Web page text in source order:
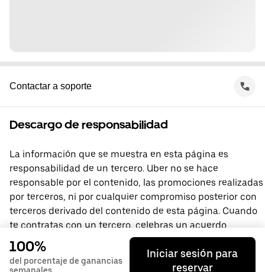
Contactar a soporte
Descargo de responsabilidad
La información que se muestra en esta página es
responsabilidad de un tercero. Uber no se hace
responsable por el contenido, las promociones realizadas
por terceros, ni por cualquier compromiso posterior con
terceros derivado del contenido de esta página. Cuando
te contratas con un tercero, celebras un acuerdo
directamente con él, del que Uber no forma parte. Si
tienes preguntas, comunícate directamente con el
tercero.
100%
del porcentaje de ganancias
Iniciar sesión para
reservar